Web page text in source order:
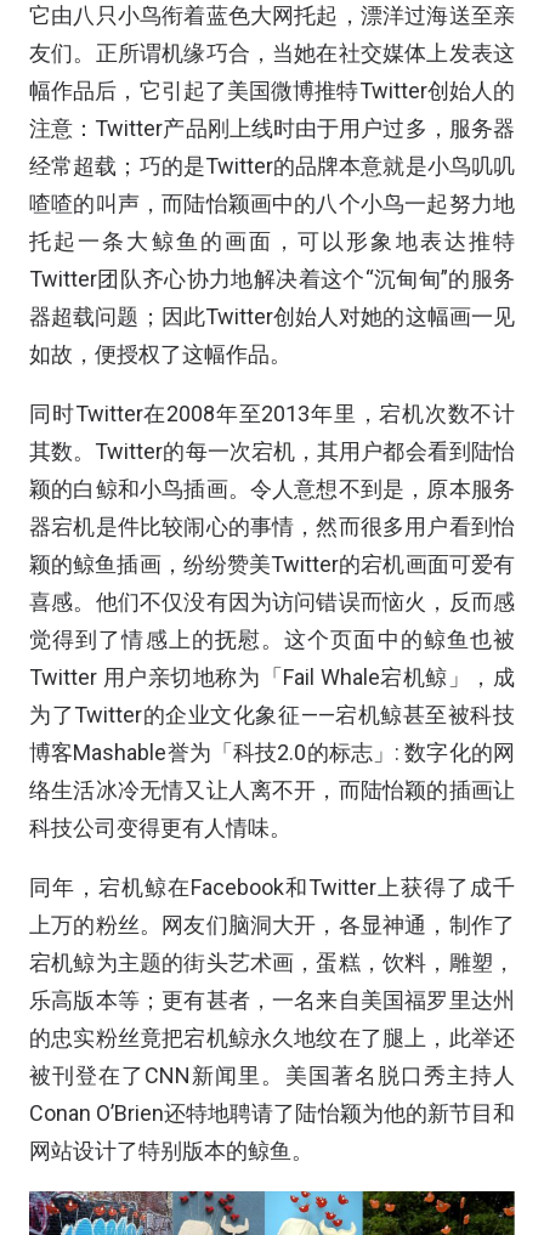
它由八只小鸟衔着蓝色大网托起，漂洋过海送至亲
友们。正所谓机缘巧合，当她在社交媒体上发表这
幅作品后，它引起了美国微博推特Twitter创始人的
注意：Twitter产品刚上线时由于用户过多，服务器
经常超载；巧的是Twitter的品牌本意就是小鸟叽叽
喳喳的叫声，而陆怡颖画中的八个小鸟一起努力地
托起一条大鲸鱼的画面，可以形象地表达推特
Twitter团队齐心协力地解决着这个“沉甸甸”的服务
器超载问题；因此Twitter创始人对她的这幅画一见
如故，便授权了这幅作品。
同时Twitter在2008年至2013年里，宕机次数不计
其数。Twitter的每一次宕机，其用户都会看到陆怡
颖的白鲸和小鸟插画。令人意想不到是，原本服务
器宕机是件比较闹心的事情，然而很多用户看到怡
颖的鲸鱼插画，纷纷赞美Twitter的宕机画面可爱有
喜感。他们不仅没有因为访问错误而恼火，反而感
觉得到了情感上的抚慰。这个页面中的鲸鱼也被
Twitter 用户亲切地称为「Fail Whale宕机鲸」，成
为了Twitter的企业文化象征——宕机鲸甚至被科技
博客Mashable誉为「科技2.0的标志」: 数字化的网
络生活冰冷无情又让人离不开，而陆怡颖的插画让
科技公司变得更有人情味。
同年，宕机鲸在Facebook和Twitter上获得了成千
上万的粉丝。网友们脑洞大开，各显神通，制作了
宕机鲸为主题的街头艺术画，蛋糕，饮料，雕塑，
乐高版本等；更有甚者，一名来自美国福罗里达州
的忠实粉丝竟把宕机鲸永久地纹在了腿上，此举还
被刊登在了CNN新闻里。美国著名脱口秀主持人
Conan O’Brien还特地聘请了陆怡颖为他的新节目和
网站设计了特别版本的鲸鱼。